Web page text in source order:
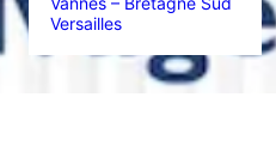
Versailles